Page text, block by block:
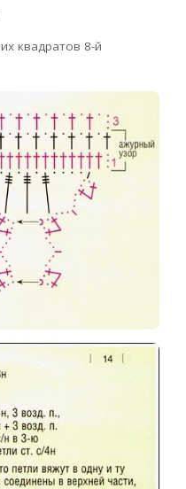
квадратов 8-й